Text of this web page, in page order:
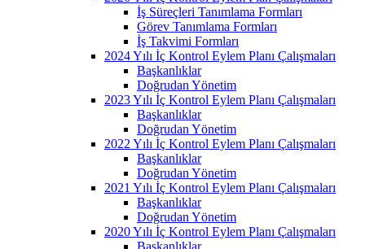
İş Süreçleri Tanımlama Formları
Görev Tanımlama Formları
İş Takvimi Formları
2024 Yılı İç Kontrol Eylem Planı Çalışmaları
Başkanlıklar
Doğrudan Yönetim
2023 Yılı İç Kontrol Eylem Planı Çalışmaları
Başkanlıklar
Doğrudan Yönetim
2022 Yılı İç Kontrol Eylem Planı Çalışmaları
Başkanlıklar
Doğrudan Yönetim
2021 Yılı İç Kontrol Eylem Planı Çalışmaları
Başkanlıklar
Doğrudan Yönetim
2020 Yılı İç Kontrol Eylem Planı Çalışmaları
Başkanlıklar